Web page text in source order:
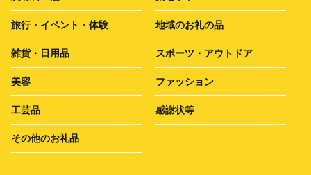
旅行・イベント・体験 地域のお礼の品
雑貨・日用品 スポーツ・アウトドア
美容 ファッション
工芸品 感謝状等
その他のお礼品